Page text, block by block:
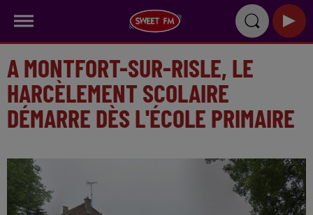
A MONTFORT-SUR-RISLE, LE
HARCÈLEMENT SCOLAIRE
DÉMARRE DÈS L'ÉCOLE PRIMAIRE